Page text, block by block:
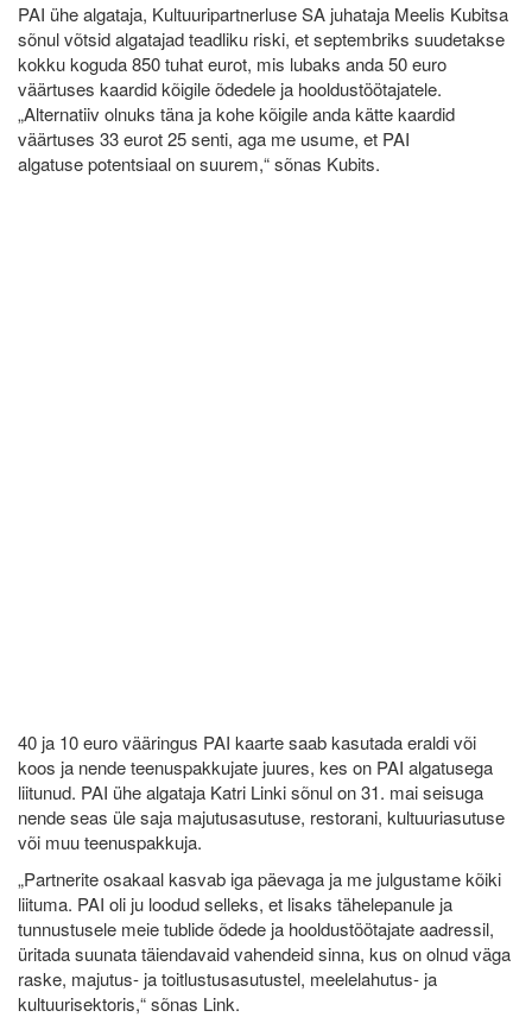
PAI ühe algataja, Kultuuripartnerluse SA juhataja Meelis Kubitsa
sõnul võtsid algatajad teadliku riski, et septembriks suudetakse
kokku koguda 850 tuhat eurot, mis lubaks anda 50 euro
väärtuses kaardid kõigile õdedele ja hooldustöötajatele.
„Alternatiiv olnuks täna ja kohe kõigile anda kätte kaardid
väärtuses 33 eurot 25 senti, aga me usume, et PAI
algatuse potentsiaal on suurem,“ sõnas Kubits.
40 ja 10 euro vääringus PAI kaarte saab kasutada eraldi või
koos ja nende teenuspakkujate juures, kes on PAI algatusega
liitunud. PAI ühe algataja Katri Linki sõnul on 31. mai seisuga
nende seas üle saja majutusasutuse, restorani, kultuuriasutuse
või muu teenuspakkuja.
„Partnerite osakaal kasvab iga päevaga ja me julgustame kõiki
liituma. PAI oli ju loodud selleks, et lisaks tähelepanule ja
tunnustusele meie tublide õdede ja hooldustöötajate aadressil,
üritada suunata täiendavaid vahendeid sinna, kus on olnud väga
raske, majutus- ja toitlustusasutustel, meelelahutus- ja
kultuurisektoris,“ sõnas Link.